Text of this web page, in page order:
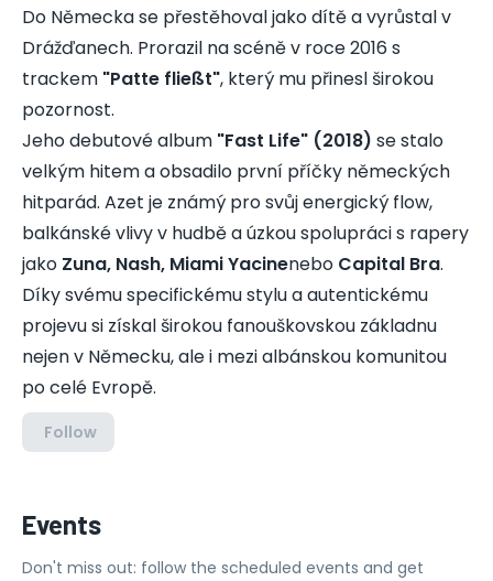
Do Německa se přestěhoval jako dítě a vyrůstal v
Drážďanech. Prorazil na scéně v roce 2016 s
trackem "Patte fließt", který mu přinesl širokou
pozornost.
Jeho debutové album "Fast Life" (2018) se stalo
velkým hitem a obsadilo první příčky německých
hitparád. Azet je známý pro svůj energický flow,
balkánské vlivy v hudbě a úzkou spolupráci s rapery
jako Zuna, Nash, Miami Yacinenebo Capital Bra.
Díky svému specifickému stylu a autentickému
projevu si získal širokou fanouškovskou základnu
nejen v Německu, ale i mezi albánskou komunitou
po celé Evropě.
Follow
Events
Don't miss out: follow the scheduled events and get